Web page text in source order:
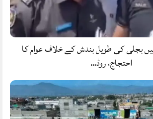
بجلی کی طویل بندش کے خلاف عوام کا
احتجاج، روڈ…